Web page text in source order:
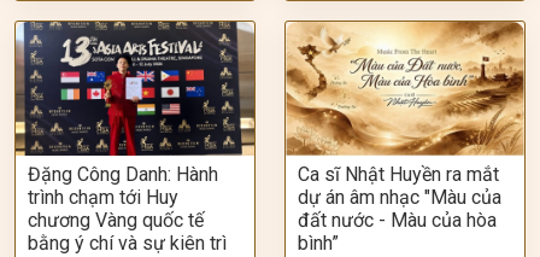
Đặng Công Danh: Hành
trình chạm tới Huy
chương Vàng quốc tế
bằng ý chí và sự kiên trì
Ca sĩ Nhật Huyền ra mắt
dự án âm nhạc "Màu của
đất nước - Màu của hòa
bình”